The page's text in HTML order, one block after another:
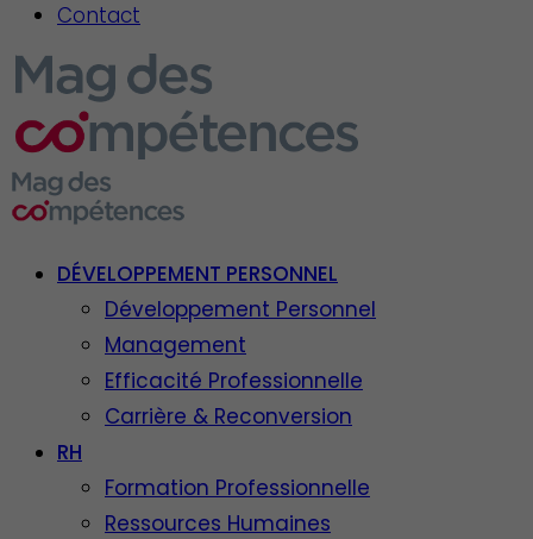
Contact
DÉVELOPPEMENT PERSONNEL
Développement Personnel
Management
Efficacité Professionnelle
Carrière & Reconversion
RH
Formation Professionnelle
Ressources Humaines